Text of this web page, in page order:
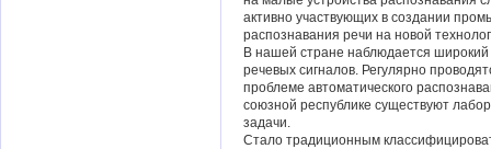
активно участвующих в создании
распознавания речи на новой
В нашей стране наблюдается
речевых сигналов. Регулярно
проблеме автоматического
союзной республике существуют
задачи.
Стало традиционным